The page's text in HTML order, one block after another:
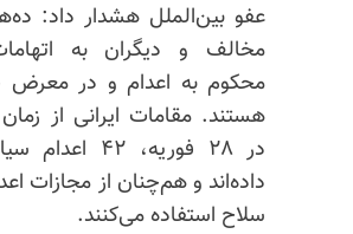
عفو بین‌الملل هشدار داد:
مخالف و دیگران به
محکوم به اعدام و در معرض
هستند. مقامات ایرانی از
در ۲۸ فوریه،
داده‌اند و هم‌چنان از مجازات
سلاح استفاده می‌کنند.